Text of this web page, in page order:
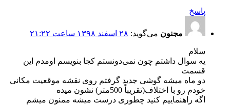
پاسخ
مجنون می‌گوید: ۲۸ اسفند ۱۳۹۸ ساعت ۲۱:۲۲
سلام
یه سوال داشتم چون نمی‌دونستم کجا بنویسم اومدم این
قسمت
دو ماه میشه گوشی جدید گرفتم روی نقشه موقعیت مکانی
خودم رو با اختلاف(تقریباً 500متر) نشون میده
اگه راهنماییم کنید چطوری درست میشه ممنون میشم